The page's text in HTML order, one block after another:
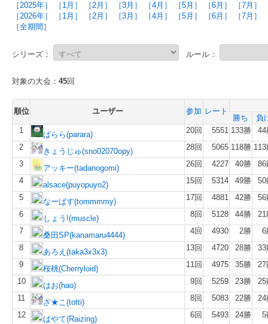
［2025年］
［1月］ ［2月］ ［3月］ ［4月］ ［5月］ ［6月］ ［7月］
［2026年］
［1月］ ［2月］ ［3月］ ［4月］ ［5月］ ［6月］ ［7月］
［全期間］
シリーズ： ルール：
対象の大会： 45回
順位 ユーザー 参加 レート
勝ち
負
1
ぱらら(parara) 20回 5551 133勝
44
2
きょうじゅ(sno02070opy) 28回 5065 118勝 113
3
アッキー(tadanogomi) 26回 4227 40勝
86
4
alsace(puyopuyo2) 15回 5314 49勝
50
5
なーばす(tommmmy) 17回 4881 42勝
56
6
しょう!(muscle) 8回 5128 44勝
21
7
桑田SP(kanamaru4444) 4回 4930 2勝
6
8
あろえ(taka3x3x3) 13回 4720 28勝
33
9
桜桃(Cherryloid) 11回 4975 35勝
27
10
はお(hao) 9回 5259 23勝
25
11
ざ★こ(totti) 8回 5083 22勝
24
12
はやて(Raizing) 6回 5493 24勝
5